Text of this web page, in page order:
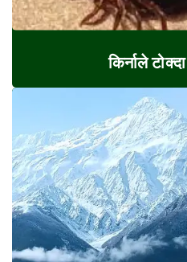
किर्नाले